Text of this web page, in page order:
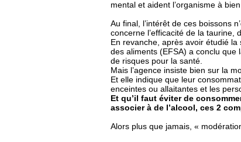
mental et aident l’organisme à
Au final, l’intérêt de ces boissons
concerne l’efficacité de la taurine,
En revanche, après avoir étudié
des aliments (EFSA) a conclu
de risques pour la santé.
Mais l’agence insiste bien sur la
Et elle indique que leur
enceintes ou allaitantes et les
Et qu’il faut éviter de
associer à de l’alcool, ces 2
Alors plus que jamais, «